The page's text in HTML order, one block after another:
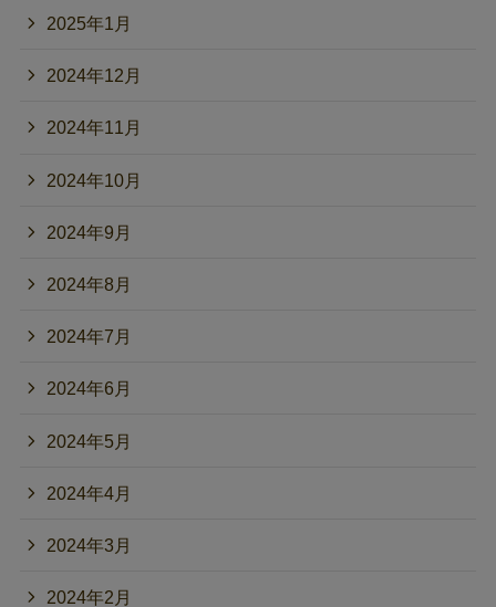
2025年1月
2024年12月
2024年11月
2024年10月
2024年9月
2024年8月
2024年7月
2024年6月
2024年5月
2024年4月
2024年3月
2024年2月